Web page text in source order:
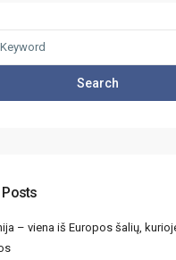
Search
Posts
– viena iš Europos šalių,